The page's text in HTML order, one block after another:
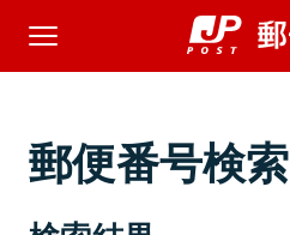
郵便番号検索